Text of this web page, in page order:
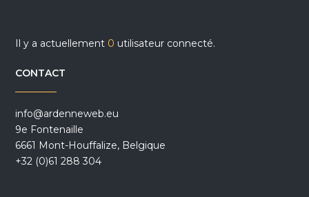
Il y a actuellement 0 utilisateur connecté.
CONTACT
info@ardenneweb.eu
9e Fontenaille
6661 Mont-Houffalize, Belgique
+32 (0)61 288 304